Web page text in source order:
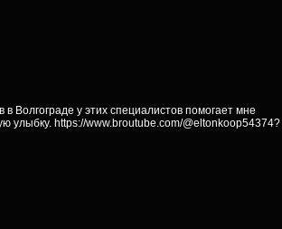
в Волгограде у этих специалистов помогает мне
улыбку. https://www.broutube.com/@eltonkoop54374?